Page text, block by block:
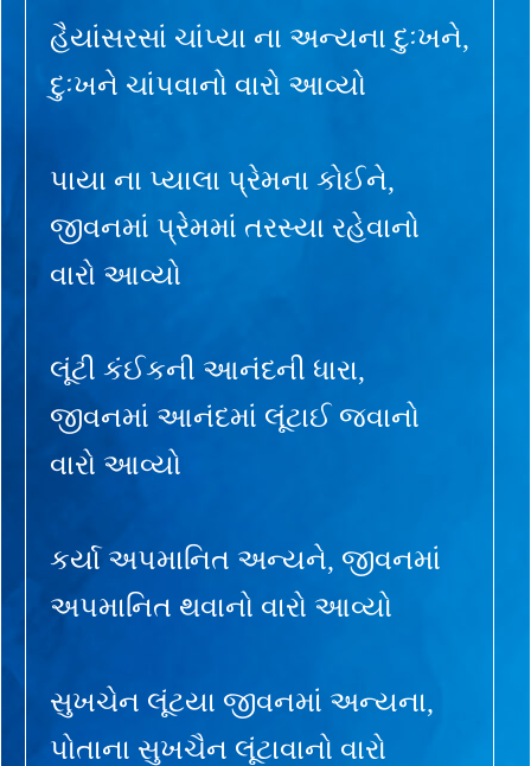
હૈયાંસરસાં ચાંપ્યા ના અન્યના દુઃખને,
દુઃખને ચાંપવાનો વારો આવ્યો
પાયા ના પ્યાલા પ્રેમના કોઈને,
જીવનમાં પ્રેમમાં તરસ્યા રહેવાનો
વારો આવ્યો
લૂંટી કંઈકની આનંદની ધારા,
જીવનમાં આનંદમાં લૂંટાઈ જવાનો
વારો આવ્યો
કર્યા અપમાનિત અન્યને, જીવનમાં
અપમાનિત થવાનો વારો આવ્યો
સુખચેન લૂંટયા જીવનમાં અન્યના,
પોતાના સુખચૈન લૂંટાવાનો વારો